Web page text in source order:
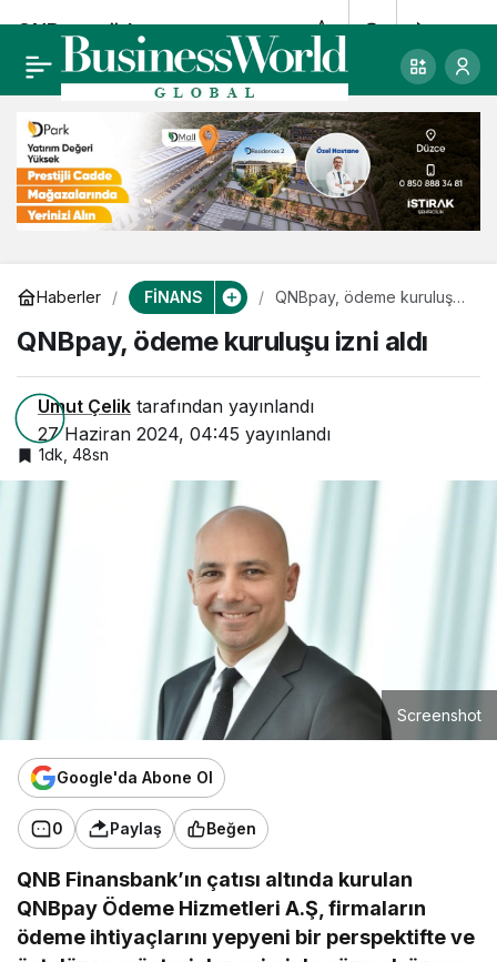
Haberler FİNANS
QNBpay, ödeme kuruluşu
QNBpay, ödeme kuruluşu izni aldı
Umut Çelik tarafından yayınlandı
27 Haziran 2024, 04:45 yayınlandı
1dk, 48sn
Screenshot
Google'da Abone Ol
0 Paylaş Beğen
QNB Finansbank’ın çatısı altında kurulan
QNBpay Ödeme Hizmetleri A.Ş, firmaların
ödeme ihtiyaçlarını yepyeni bir perspektifte ve
QNBpay, ödeme
kuruluşu izni aldı
0 Paylaş